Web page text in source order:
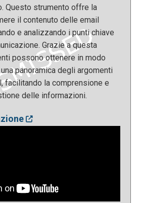
Questo strumento offre la
il contenuto delle email
e analizzando i punti chiave
Grazie a questa
possono ottenere in modo
panoramica degli argomenti
facilitando la comprensione e
delle informazioni.